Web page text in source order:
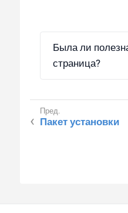
Была ли
страница?
Пакет установки